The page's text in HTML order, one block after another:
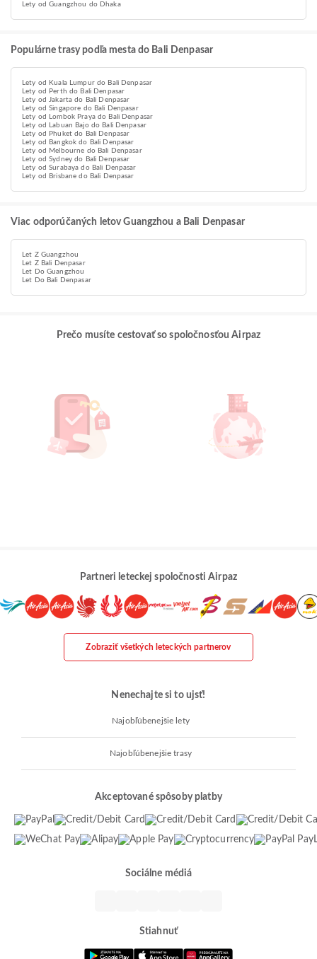
Lety od Guangzhou do Dhaka
Populárne trasy podľa mesta do Bali Denpasar
Lety od Kuala Lumpur do Bali Denpasar
Lety od Perth do Bali Denpasar
Lety od Jakarta do Bali Denpasar
Lety od Singapore do Bali Denpasar
Lety od Lombok Praya do Bali Denpasar
Lety od Labuan Bajo do Bali Denpasar
Lety od Phuket do Bali Denpasar
Lety od Bangkok do Bali Denpasar
Lety od Melbourne do Bali Denpasar
Lety od Sydney do Bali Denpasar
Lety od Surabaya do Bali Denpasar
Lety od Brisbane do Bali Denpasar
Viac odporúčaných letov Guangzhou a Bali Denpasar
Let Z Guangzhou
Let Z Bali Denpasar
Let Do Guangzhou
Let Do Bali Denpasar
Prečo musíte cestovať so spoločnosťou Airpaz
Partneri leteckej spoločnosti Airpaz
Zobraziť všetkých leteckých partnerov
Nenechajte si to ujsť!
Najobľúbenejšie lety
Najobľúbenejšie trasy
Akceptované spôsoby platby
Sociálne médiá
Stiahnuť